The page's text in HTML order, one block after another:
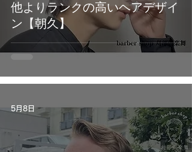
他よりランクの高いヘアデザイ
ン【朝久】
5月8日